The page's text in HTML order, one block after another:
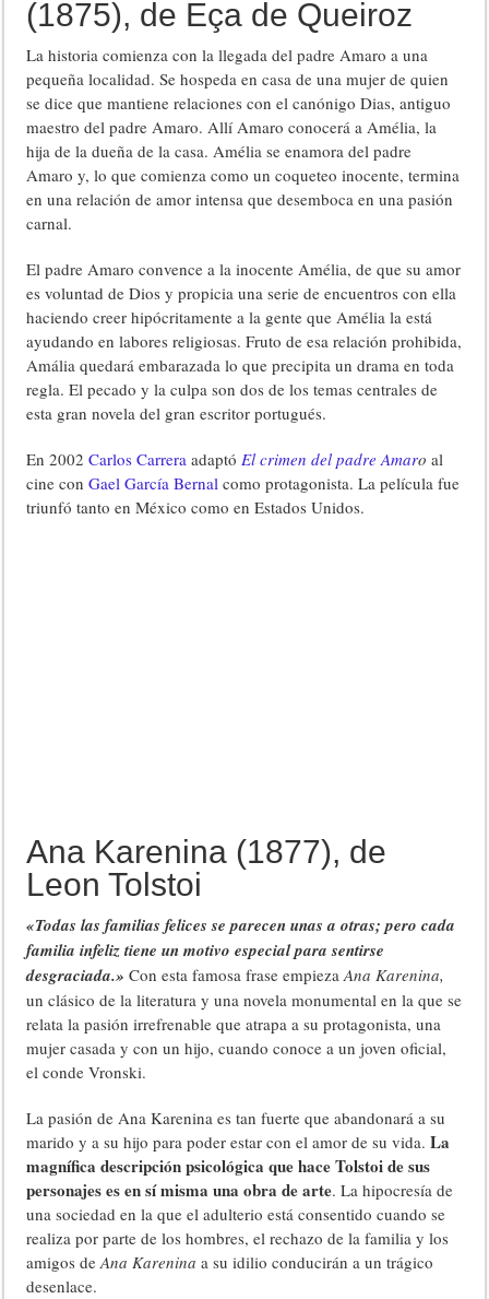
(1875), de Eça de Queiroz
La historia comienza con la llegada del padre Amaro a una
pequeña localidad. Se hospeda en casa de una mujer de quien
se dice que mantiene relaciones con el canónigo Dias, antiguo
maestro del padre Amaro. Allí Amaro conocerá a Amélia, la
hija de la dueña de la casa. Amélia se enamora del padre
Amaro y, lo que comienza como un coqueteo inocente, termina
en una relación de amor intensa que desemboca en una pasión
carnal.
El padre Amaro convence a la inocente Amélia, de que su amor
es voluntad de Dios y propicia una serie de encuentros con ella
haciendo creer hipócritamente a la gente que Amélia la está
ayudando en labores religiosas. Fruto de esa relación prohibida,
Amália quedará embarazada lo que precipita un drama en toda
regla. El pecado y la culpa son dos de los temas centrales de
esta gran novela del gran escritor portugués.
En 2002Carlos Carrera adaptóEl crimen del padre Amaro al
cine conGael García Bernal como protagonista. La película fue
triunfó tanto en México como en Estados Unidos.
Ana Karenina (1877), de
Leon Tolstoi
«Todas las familias felices se parecen unas a otras; pero cada
familia infeliz tiene un motivo especial para sentirse
desgraciada.» Con esta famosa frase empiezaAna Karenina,
un clásico de la literatura y una novela monumental en la que se
relata la pasión irrefrenable que atrapa a su protagonista, una
mujer casada y con un hijo, cuando conoce a un joven oficial,
el conde Vronski.
La pasión de Ana Karenina es tan fuerte que abandonará a su
marido y a su hijo para poder estar con el amor de su vida.La
magnífica descripción psicológica que hace Tolstoi de sus
personajes es en sí misma una obra de arte. La hipocresía de
una sociedad en la que el adulterio está consentido cuando se
realiza por parte de los hombres, el rechazo de la familia y los
amigos deAna Karenina a su idilio conducirán a un trágico
desenlace.